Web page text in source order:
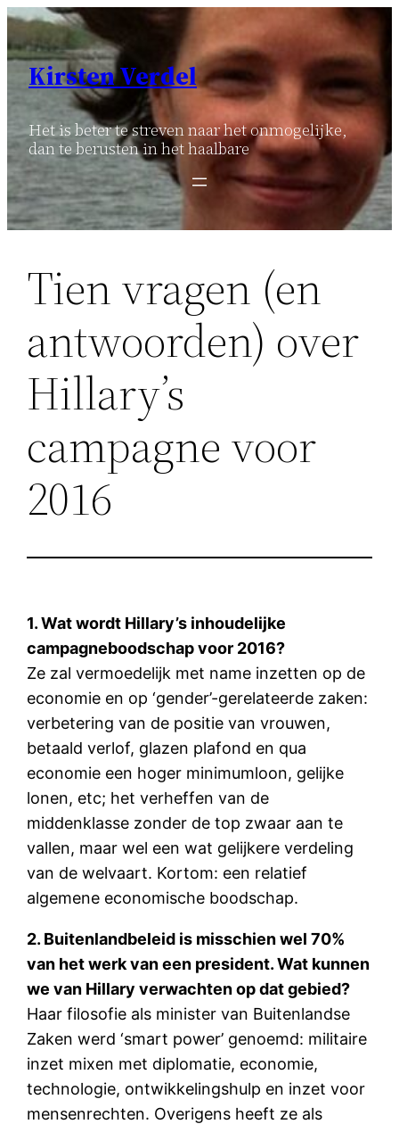
Ga
naar
inhoud
Kirsten Verdel
Het is beter te streven naar het onmogelijke,
dan te berusten in het haalbare
Tien vragen (en
antwoorden) over
Hillary’s
campagne voor
2016
1. Wat wordt Hillary’s inhoudelijke
campagneboodschap voor 2016?
Ze zal vermoedelijk met name inzetten op de
economie en op ‘gender’-gerelateerde zaken:
verbetering van de positie van vrouwen,
betaald verlof, glazen plafond en qua
economie een hoger minimumloon, gelijke
lonen, etc; het verheffen van de
middenklasse zonder de top zwaar aan te
vallen, maar wel een wat gelijkere verdeling
van de welvaart. Kortom: een relatief
algemene economische boodschap.
2. Buitenlandbeleid is misschien wel 70%
van het werk van een president. Wat kunnen
we van Hillary verwachten op dat gebied?
Haar filosofie als minister van Buitenlandse
Zaken werd ‘smart power’ genoemd: militaire
inzet mixen met diplomatie, economie,
technologie, ontwikkelingshulp en inzet voor
mensenrechten. Overigens heeft ze als